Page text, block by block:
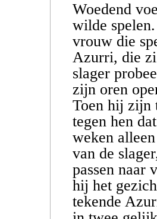
Woedend
wilde
vrouw die
Azurri, die
slager
zijn oren
Toen hij zijn
tegen hen
weken
van de
passen naar
hij het
tekende